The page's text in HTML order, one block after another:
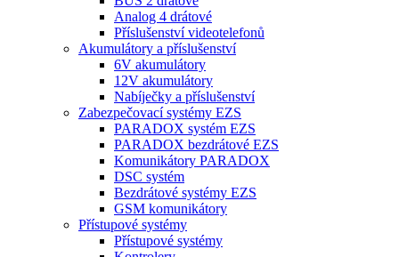
Analog 4 drátové
Příslušenství videotelefonů
Akumulátory a příslušenství
6V akumulátory
12V akumulátory
Nabíječky a příslušenství
Zabezpečovací systémy EZS
PARADOX systém EZS
PARADOX bezdrátové EZS
Komunikátory PARADOX
DSC systém
Bezdrátové systémy EZS
GSM komunikátory
Přístupové systémy
Přístupové systémy